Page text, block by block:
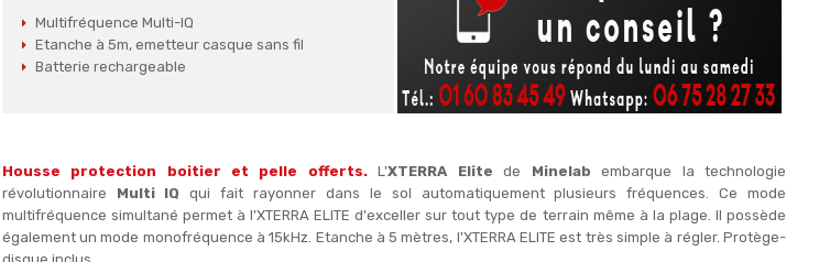
Multifréquence Multi-IQ
Etanche à 5m, emetteur casque sans fil
Batterie rechargeable
Housse protection boitier et pelle offerts.L'XTERRA Elite de Minelab embarque la technologie
révolutionnaire Multi IQ qui fait rayonner dans le sol automatiquement plusieurs fréquences. Ce mode
multifréquence simultané permet à l'XTERRA ELITE d'exceller sur tout type de terrain même à la plage. Il possède
également un mode monofréquence à 15kHz. Etanche à 5 mètres, l'XTERRA ELITE est très simple à régler. Protège-